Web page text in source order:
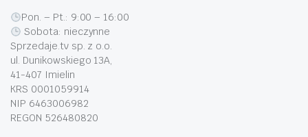
Pon. – Pt.: 9:00 – 16:00
Sobota: nieczynne
Sprzedaje.tv sp. z o.o.
ul. Dunikowskiego 13A,
41-407 Imielin
KRS 0001059914
NIP 6463006982
REGON 526480820